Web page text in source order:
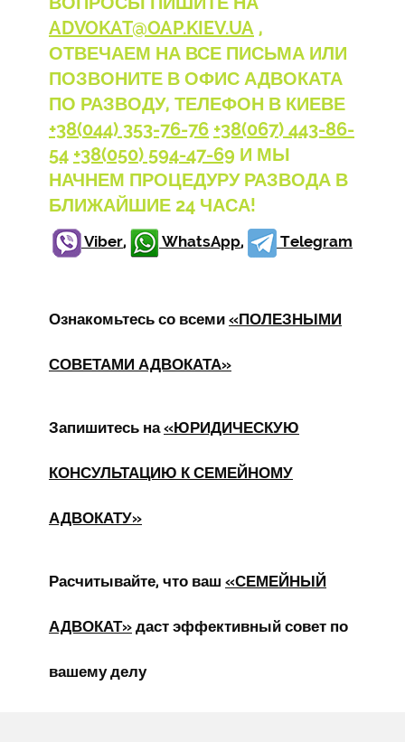
ADVOKAT@OAP.KIEV.UA ,
ОТВЕЧАЕМ НА ВСЕ ПИСЬМА ИЛИ
ПОЗВОНИТЕ В ОФИС АДВОКАТА
ПО РАЗВОДУ, ТЕЛЕФОН В КИЕВЕ
+38(044) 353-76-76 +38(067) 443-86-
54 +38(050) 594-47-69 И МЫ
НАЧНЕМ ПРОЦЕДУРУ РАЗВОДА В
БЛИЖАЙШИЕ 24 ЧАСА!
Viber, WhatsApp, Telegram
Ознакомьтесь со всеми «ПОЛЕЗНЫМИ
СОВЕТАМИ АДВОКАТА»
Запишитесь на«ЮРИДИЧЕСКУЮ
КОНСУЛЬТАЦИЮ К СЕМЕЙНОМУ
АДВОКАТУ»
Расчитывайте, что ваш «СЕМЕЙНЫЙ
АДВОКАТ» даст эффективный совет по
вашему делу